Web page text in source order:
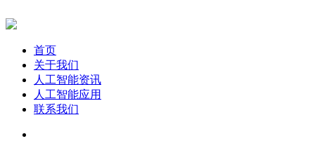
首页
关于我们
人工智能资讯
人工智能应用
联系我们